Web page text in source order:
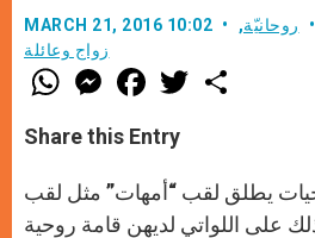
MARCH 21, 2016 10:02 روحانيّة,
زواج وعائلة
W
h
t
s
p
M
e
s
e
g
e
r
F
a
e
b
k
w
Share this Entry
يطلق لقب “أمهات” مثل لقب
على اللواتي لديهن قامة روحية